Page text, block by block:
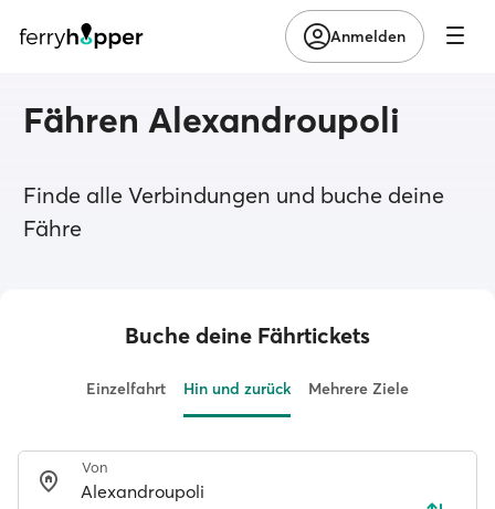
Anmelden
Fähren Alexandroupoli
Finde alle Verbindungen und buche deine
Fähre
Buche deine Fährtickets
Einzelfahrt Hin und zurück Mehrere Ziele
Von